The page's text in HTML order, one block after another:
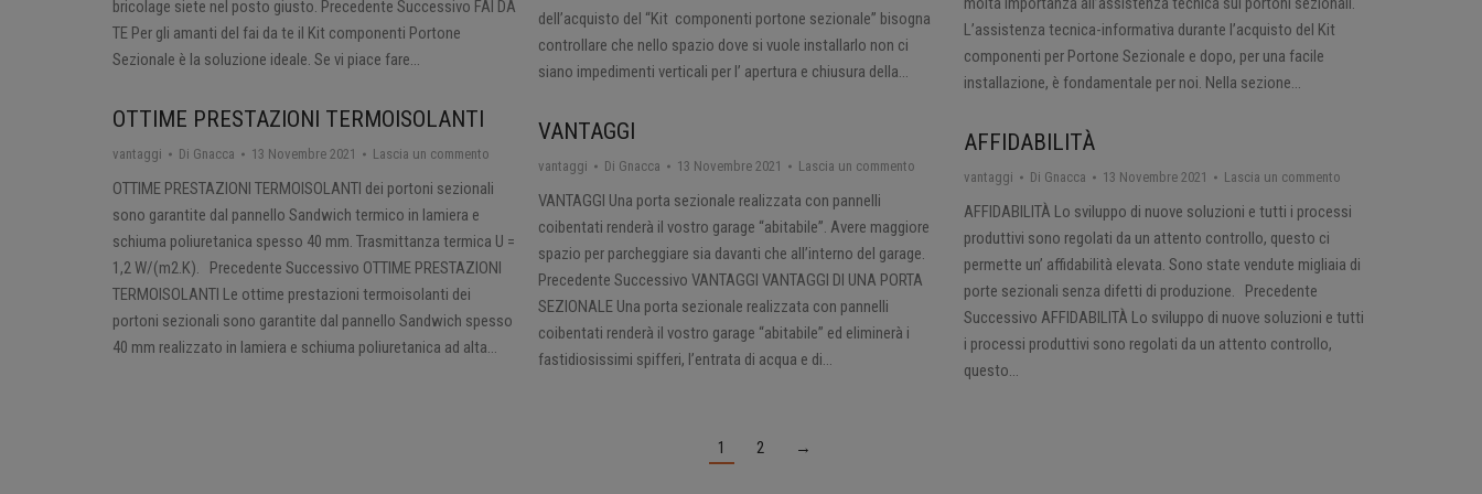
L’assistenza tecnica-informativa durante l’acquisto del Kit
componenti per Portone Sezionale e dopo, per una facile
installazione, è fondamentale per noi. Nella sezione…
dell’acquisto del “Kit componenti portone sezionale” bisogna
controllare che nello spazio dove si vuole installarlo non ci
siano impedimenti verticali per l’ apertura e chiusura della…
bricolage siete nel posto giusto. Precedente Successivo FAI DA
TE Per gli amanti del fai da te il Kit componenti Portone
Sezionale è la soluzione ideale. Se vi piace fare…
OTTIME PRESTAZIONI TERMOISOLANTI
vantaggi Di Gnacca 13 Novembre 2021 Lascia un commento
OTTIME PRESTAZIONI TERMOISOLANTI dei portoni sezionali
sono garantite dal pannello Sandwich termico in lamiera e
schiuma poliuretanica spesso 40 mm. Trasmittanza termica U =
1,2 W/(m2.K). Precedente Successivo OTTIME PRESTAZIONI
TERMOISOLANTI Le ottime prestazioni termoisolanti dei
portoni sezionali sono garantite dal pannello Sandwich spesso
40 mm realizzato in lamiera e schiuma poliuretanica ad alta…
VANTAGGI
vantaggi Di Gnacca 13 Novembre 2021 Lascia un commento
VANTAGGI Una porta sezionale realizzata con pannelli
coibentati renderà il vostro garage “abitabile”. Avere maggiore
spazio per parcheggiare sia davanti che all’interno del garage.
Precedente Successivo VANTAGGI VANTAGGI DI UNA PORTA
SEZIONALE Una porta sezionale realizzata con pannelli
coibentati renderà il vostro garage “abitabile” ed eliminerà i
fastidiosissimi spifferi, l’entrata di acqua e di…
AFFIDABILITÀ
vantaggi Di Gnacca 13 Novembre 2021 Lascia un commento
AFFIDABILITÀ Lo sviluppo di nuove soluzioni e tutti i processi
produttivi sono regolati da un attento controllo, questo ci
permette un’ affidabilità elevata. Sono state vendute migliaia di
porte sezionali senza difetti di produzione. Precedente
Successivo AFFIDABILITÀ Lo sviluppo di nuove soluzioni e tutti
i processi produttivi sono regolati da un attento controllo,
questo…
1 2 →